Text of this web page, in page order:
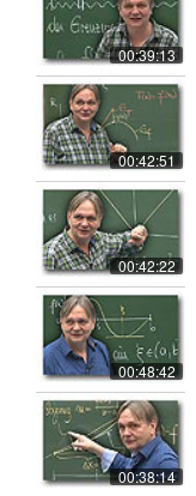
00:39:13
00:42:51
00:42:22
00:48:42
00:38:14